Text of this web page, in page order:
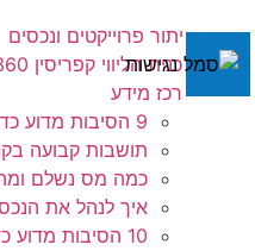
איתור פרוייקטים ונכסים
תכנית הליווי קפריסין 360
מרכז מידע
9 הסיבות מדוע כדאי להשקיע בקפריסין
תושבות קבועה
כמה מס נשלם ומה
איך לנהל את
10 הסיבות מדוע כדאי להשקיע בדירה חדשה בחו”ל בשלב הפריסייל